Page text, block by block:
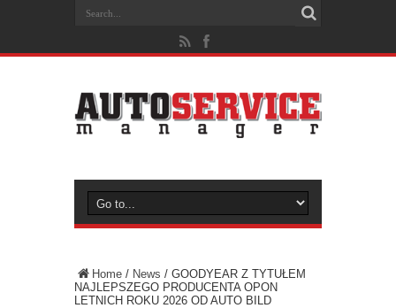
Home / News / GOODYEAR Z TYTUŁEM
NAJLEPSZEGO PRODUCENTA OPON
LETNICH ROKU 2026 OD AUTO BILD